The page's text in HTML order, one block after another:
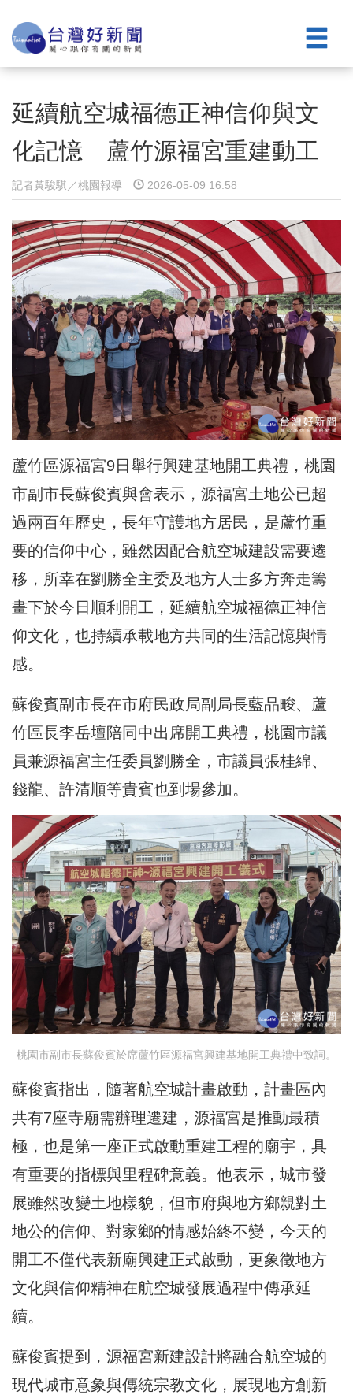
延續航空城福德正神信仰與文
化記憶 蘆竹源福宮重建動工
記者黃駿騏／桃園報導 2026-05-09 16:58
蘆竹區源福宮9日舉行興建基地開工典禮，桃園
市副市長蘇俊賓與會表示，源福宮土地公已超
過兩百年歷史，長年守護地方居民，是蘆竹重
要的信仰中心，雖然因配合航空城建設需要遷
移，所幸在劉勝全主委及地方人士多方奔走籌
畫下於今日順利開工，延續航空城福德正神信
仰文化，也持續承載地方共同的生活記憶與情
感。
蘇俊賓副市長在市府民政局副局長藍品畯、蘆
竹區長李岳壇陪同中出席開工典禮，桃園市議
員兼源福宮主任委員劉勝全，市議員張桂綿、
錢龍、許清順等貴賓也到場參加。
桃園市副市長蘇俊賓於席蘆竹區源福宮興建基地開工典禮中致詞。
蘇俊賓指出，隨著航空城計畫啟動，計畫區內
共有7座寺廟需辦理遷建，源福宮是推動最積
極，也是第一座正式啟動重建工程的廟宇，具
有重要的指標與里程碑意義。他表示，城市發
展雖然改變土地樣貌，但市府與地方鄉親對土
地公的信仰、對家鄉的情感始終不變，今天的
開工不僅代表新廟興建正式啟動，更象徵地方
文化與信仰精神在航空城發展過程中傳承延
續。
蘇俊賓提到，源福宮新建設計將融合航空城的
現代城市意象與傳統宗教文化，展現地方創新